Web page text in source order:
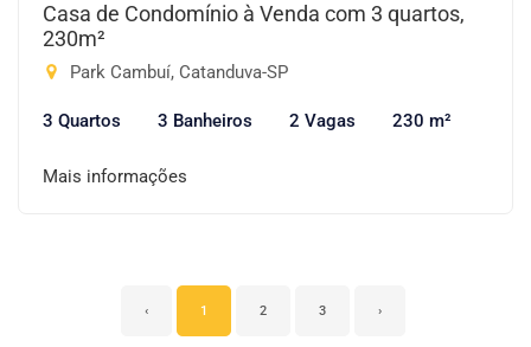
Casa de Condomínio à Venda com 3 quartos,
230m²
Park Cambuí, Catanduva-SP
3 Quartos 3 Banheiros 2 Vagas 230 m²
Mais informações
‹ 1 2 3 ›